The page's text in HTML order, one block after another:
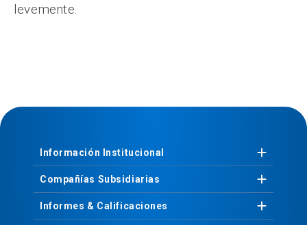
levemente.
Información Institucional
Compañías Subsidiarias
Informes & Calificaciones